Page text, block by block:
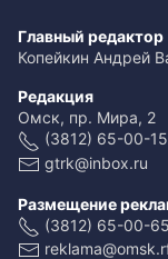
Главный редактор
Копейкин Андрей
Редакция
Омск, пр. Мира, 2
(3812) 65-00-15
gtrk@inbox.ru
Размещение
(3812) 65-00-65